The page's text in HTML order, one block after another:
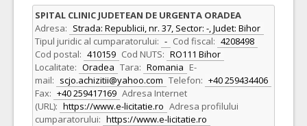
SPITAL CLINIC JUDETEAN DE URGENTA ORADEA
Adresa: Strada: Republicii, nr. 37, Sector: -, Judet: Bihor
Tipul juridic al cumparatorului: - Cod fiscal: 4208498
Cod postal: 410159 Cod NUTS: RO111 Bihor
Localitate: Oradea Tara: Romania E-
mail: scjo.achizitii@yahoo.com Telefon: +40 259434406
Fax: +40 259417169 Adresa Internet
(URL): https://www.e-licitatie.ro Adresa profilului
cumparatorului: https://www.e-licitatie.ro